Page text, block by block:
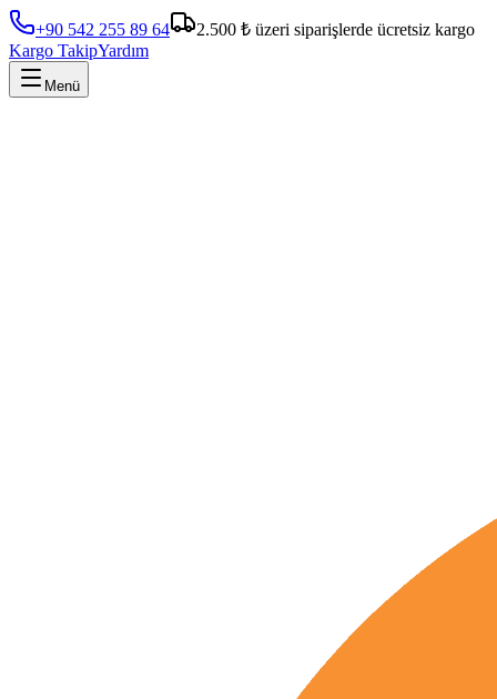
+90 542 255 89 64
2.500 ₺ üzeri siparişlerde ücretsiz kargo
Kargo TakipYardım
Menü